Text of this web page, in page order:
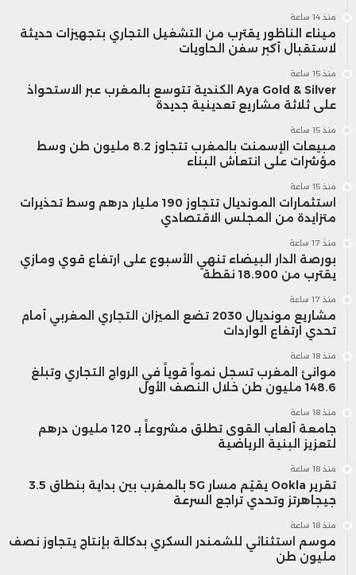
منذ 14 ساعة
ميناء الناظور يقترب من التشغيل التجاري بتجهيزات حديثة
لاستقبال أكبر سفن الحاويات
منذ 15 ساعة
Aya Gold & Silver الكندية تتوسع بالمغرب عبر الاستحواذ
على ثلاثة مشاريع تعدينية جديدة
منذ 15 ساعة
مبيعات الإسمنت بالمغرب تتجاوز 8.2 مليون طن وسط
مؤشرات على انتعاش البناء
منذ 15 ساعة
استثمارات المونديال تتجاوز 190 مليار درهم وسط تحذيرات
متزايدة من المجلس الاقتصادي
منذ 17 ساعة
بورصة الدار البيضاء تنهي الأسبوع على ارتفاع قوي ومازي
يقترب من 18.900 نقطة
منذ 17 ساعة
مشاريع مونديال 2030 تضع الميزان التجاري المغربي أمام
تحدي ارتفاع الواردات
منذ 18 ساعة
موانئ المغرب تسجل نمواً قوياً في الرواج التجاري وتبلغ
148.6 مليون طن خلال النصف الأول
منذ 18 ساعة
جامعة ألعاب القوى تطلق مشروعاً بـ 120 مليون درهم
لتعزيز البنية الرياضية
منذ 18 ساعة
تقرير Ookla يقيّم مسار 5G بالمغرب بين بداية بنطاق 3.5
جيجاهرتز وتحدي تراجع السرعة
منذ 18 ساعة
موسم استثنائي للشمندر السكري بدكالة بإنتاج يتجاوز نصف
مليون طن